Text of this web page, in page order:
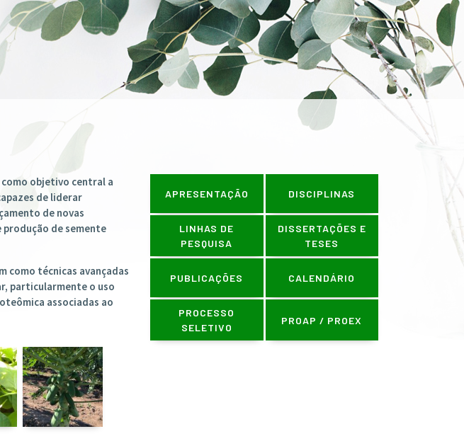
ABERTO E AS INSCRIÇÕES OCORREM NO PERÍODO DE 1º A
2026.
ACIMA E SAIBA MAIS
como objetivo central a
de liderar
de novas
produção de semente
como técnicas avançadas
particularmente o uso
associadas ao
APRESENTAÇÃO DISCIPLINAS
LINHAS DE
PESQUISA
DISSERTAÇÕES E
TESES
PUBLICAÇÕES CALENDÁRIO
PROCESSO
SELETIVO
PROAP / PROEX